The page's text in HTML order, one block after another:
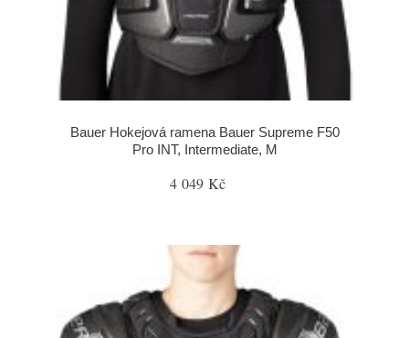
Bauer Hokejová ramena Bauer Supreme F50
Pro INT, Intermediate, M
4 049 Kč